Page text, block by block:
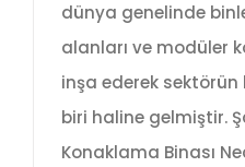
dünya genelinde
alanları ve modüler
inşa ederek
biri haline gelmiştir.
Konaklama Binası